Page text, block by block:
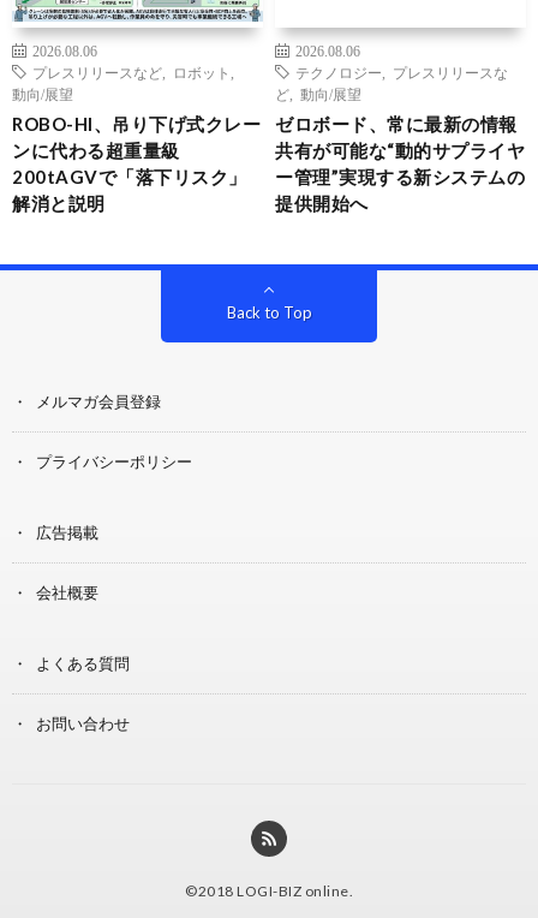
2026.08.06
プレスリリースなど
ロボット
動向/展望
ROBO-HI、吊り下げ式クレー
ンに代わる超重量級
200tAGVで「落下リスク」
解消と説明
2026.08.06
テクノロジー
プレスリリースな
ど
動向/展望
ゼロボード、常に最新の情報
共有が可能な“動的サプライヤ
ー管理”実現する新システムの
提供開始へ
Back to Top
メルマガ会員登録
プライバシーポリシー
広告掲載
会社概要
よくある質問
お問い合わせ
©2018 LOGI-BIZ online